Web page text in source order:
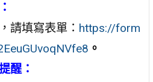
請填寫表單： https://form
。
醒：